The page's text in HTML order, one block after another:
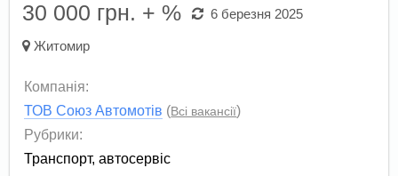
30 000 грн. + % 6 березня 2025
Житомир
Компанія:
ТОВ Союз Автомотів (Всі вакансії)
Рубрики:
Транспорт, автосервіс